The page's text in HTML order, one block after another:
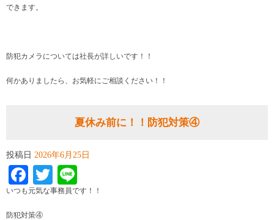
できます。
防犯カメラについては社長が詳しいです！！
何かありましたら、お気軽にご相談ください！！
夏休み前に！！防犯対策④
投稿日 2026年6月25日
Facebook
Twitter
いつも元気な事務員です！！
防犯対策④